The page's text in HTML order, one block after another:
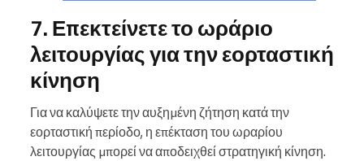
7. Επεκτείνετε το ωράριο
λειτουργίας για την εορταστική
κίνηση
Για να καλύψετε την αυξημένη ζήτηση κατά την
εορταστική περίοδο, η επέκταση του ωραρίου
λειτουργίας μπορεί να αποδειχθεί στρατηγική κίνηση.